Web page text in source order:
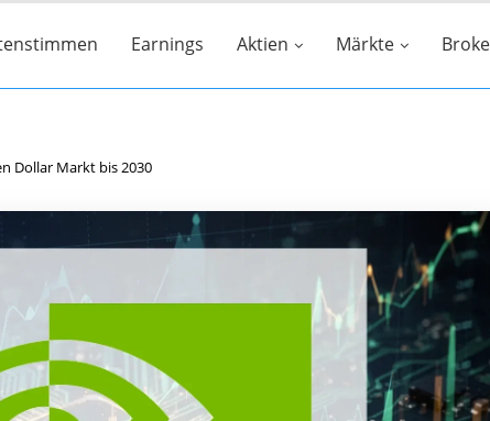
Earnings Aktien Märkte
Dollar Markt bis 2030